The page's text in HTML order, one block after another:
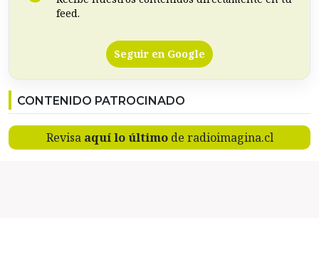
feed.
Seguir en Google
CONTENIDO PATROCINADO
Revisa aquí lo últimode radioimagina.cl